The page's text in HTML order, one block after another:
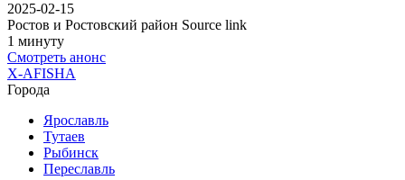
2025-02-15
Ростов и Ростовский район Source link
1 минуту
Смотреть анонс
X-AFISHA
Города
Ярославль
Тутаев
Рыбинск
Переславль